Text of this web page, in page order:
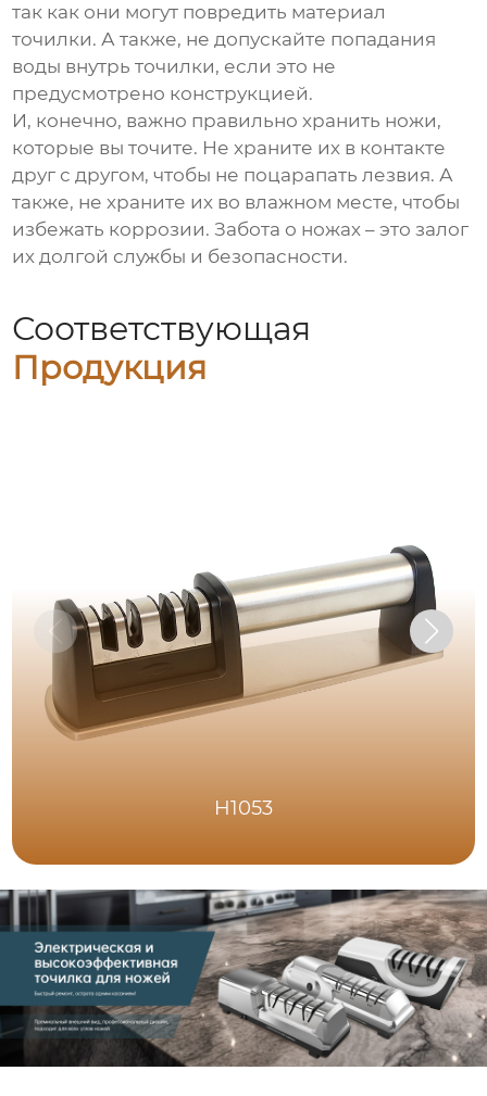
так как они могут повредить материал
точилки. А также, не допускайте попадания
воды внутрь точилки, если это не
предусмотрено конструкцией.
И, конечно, важно правильно хранить ножи,
которые вы точите. Не храните их в контакте
друг с другом, чтобы не поцарапать лезвия. А
также, не храните их во влажном месте, чтобы
избежать коррозии. Забота о ножах – это залог
их долгой службы и безопасности.
Соответствующая
Продукция
H1053